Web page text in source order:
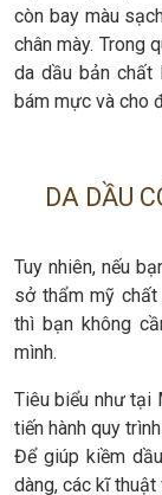
còn bay màu
chân mày. Trong
da dầu bản
bám mực và cho
DA DẦU
Tuy nhiên, nếu
sở thẩm mỹ
thì bạn không
mình.
Tiêu biểu như tại
tiến hành quy
Để giúp kiềm
dàng, các kĩ